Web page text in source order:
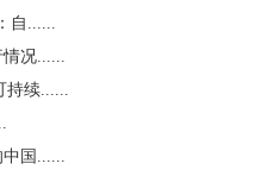
自......
情况......
持续......
国......